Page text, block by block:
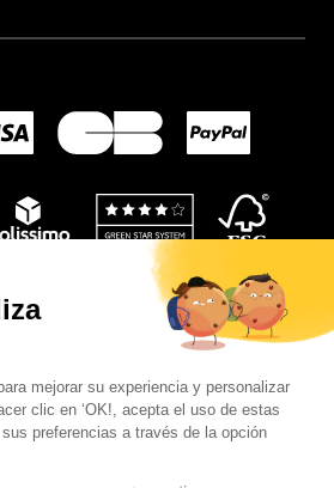
mejorar su experiencia y personalizar
clic en ‘OK!, acepta el uso de estas
preferencias a través de la opción
Wellpapers